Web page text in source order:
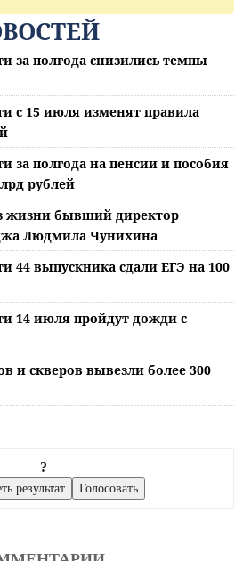
за полгода снизились темпы
с 15 июля изменят правила
за полгода на пенсии и пособия
рублей
жизни бывший директор
Людмила Чунихина
44 выпускника сдали ЕГЭ на 100
14 июля пройдут дожди с
и скверов вывезли более 300
?